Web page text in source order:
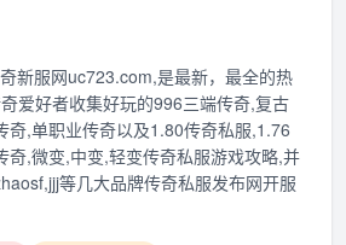
新服网uc723.com,是最新，最全的热
爱好者收集好玩的996三端传奇,复古
奇,单职业传奇以及1.80传奇私服,1.76
奇,微变,中变,轻变传奇私服游戏攻略,并
等几大品牌传奇私服发布网开服